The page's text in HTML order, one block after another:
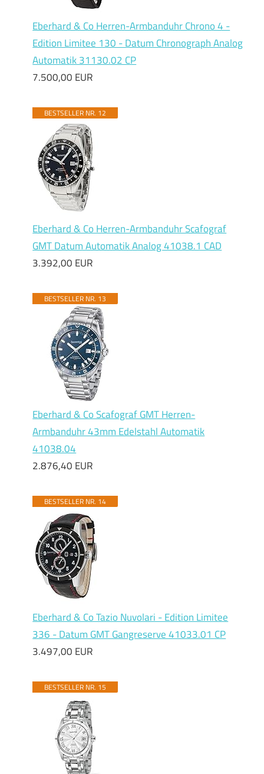
Eberhard & Co Herren-Armbanduhr Chrono 4 -
Edition Limitee 130 - Datum Chronograph Analog
Automatik 31130.02 CP
7.500,00 EUR
BESTSELLER NR. 12
Eberhard & Co Herren-Armbanduhr Scafograf
GMT Datum Automatik Analog 41038.1 CAD
3.392,00 EUR
BESTSELLER NR. 13
Eberhard & Co Scafograf GMT Herren-
Armbanduhr 43mm Edelstahl Automatik
41038.04
2.876,40 EUR
BESTSELLER NR. 14
Eberhard & Co Tazio Nuvolari - Edition Limitee
336 - Datum GMT Gangreserve 41033.01 CP
3.497,00 EUR
BESTSELLER NR. 15